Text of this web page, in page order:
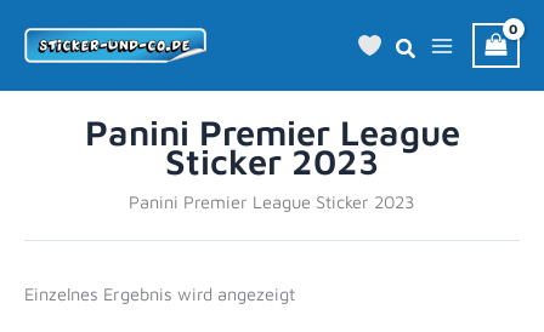
Inhalt
Panini Premier League
Sticker 2023
Panini Premier League Sticker 2023
Einzelnes Ergebnis wird angezeigt